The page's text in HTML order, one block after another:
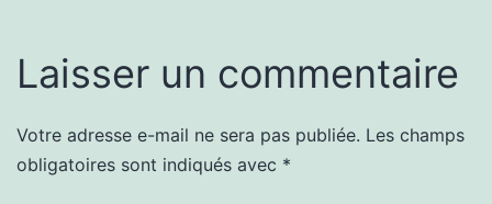
Laisser un commentaire
Votre adresse e-mail ne sera pas publiée. Les champs
obligatoires sont indiqués avec *